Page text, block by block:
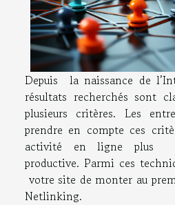
Depuis la naissance de
résultats recherchés sont
plusieurs critères. Les
prendre en compte ces
activité en ligne plus
productive. Parmi ces
votre site de monter au
Netlinking.